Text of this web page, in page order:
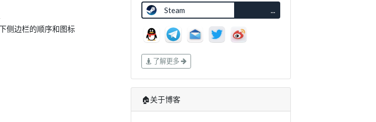
侧边栏的顺序和图标
Steam ...
了解更多
🏠关于博客